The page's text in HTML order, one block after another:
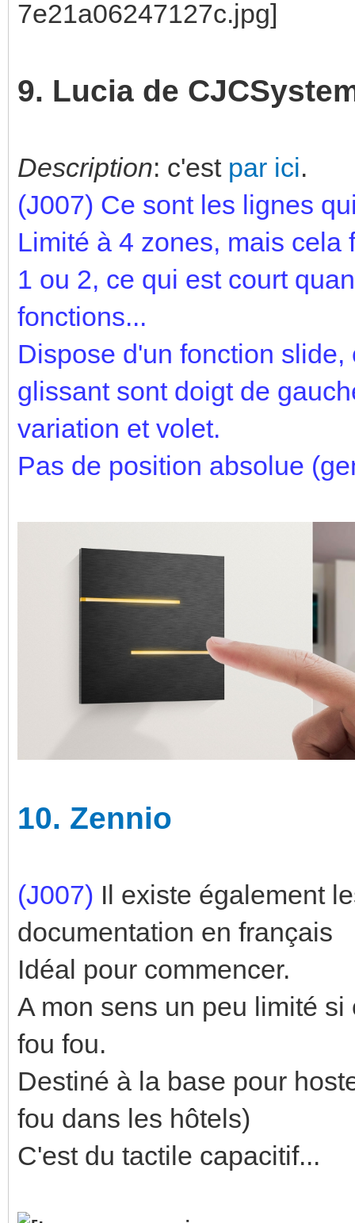
9. Lucia de
Description: c'est par ici.
(J007) Ce sont les lignes
Limité à 4 zones, mais cela
1 ou 2, ce qui est court
fonctions...
Dispose d'un fonction
glissant sont doigt de
variation et volet.
Pas de position absolue
10. Zennio
(J007) Il existe également
documentation en français
Idéal pour commencer.
A mon sens un peu limité
fou fou.
Destiné à la base pour
fou dans les hôtels)
C'est du tactile capacitif...